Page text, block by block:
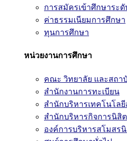
การสมัครเข้าศึกษาระ
ค่าธรรมเนียมการศึกษา
ทุนการศึกษา
หน่วยงานการศึกษา
คณะ วิทยาลัย และสถา
สำนักงานการทะเบียน
สำนักบริหารเทคโนโล
สำนักบริหารกิจการนิสิต
องค์การบริหารสโมสร